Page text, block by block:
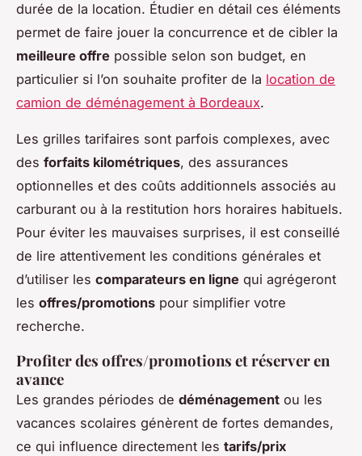
durée de la location. Étudier en détail ces éléments
permet de faire jouer la concurrence et de cibler la
meilleure offre possible selon son budget, en
particulier si l’on souhaite profiter de la location de
camion de déménagement à Bordeaux.
Les grilles tarifaires sont parfois complexes, avec
des forfaits kilométriques, des assurances
optionnelles et des coûts additionnels associés au
carburant ou à la restitution hors horaires habituels.
Pour éviter les mauvaises surprises, il est conseillé
de lire attentivement les conditions générales et
d’utiliser les comparateurs en ligne qui agrégeront
les offres/promotions pour simplifier votre
recherche.
Profiter des offres/promotions et réserver en
avance
Les grandes périodes de déménagement ou les
vacances scolaires génèrent de fortes demandes,
ce qui influence directement les tarifs/prix